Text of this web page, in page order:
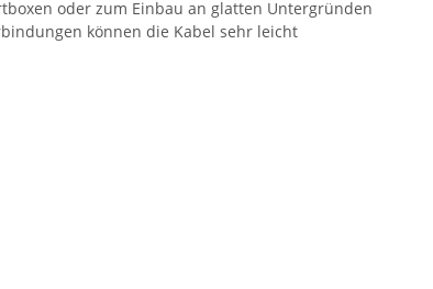
oder zum Einbau an glatten Untergründen
können die Kabel sehr leicht